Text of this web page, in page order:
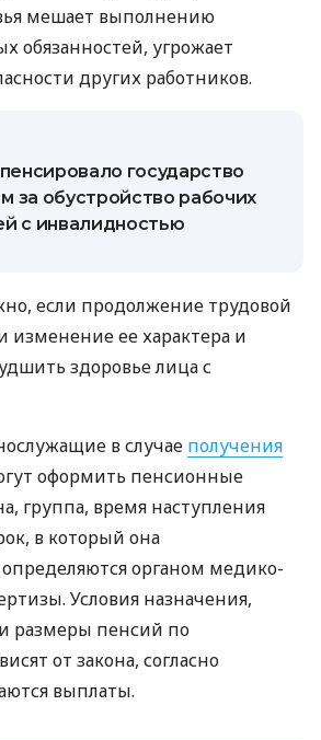
мешает выполнению
обязанностей, угрожает
других работников.
государство
за обустройство рабочих
с инвалидностью
если продолжение трудовой
изменение ее характера и
здоровье лица с
в случае получения
оформить пенсионные
группа, время наступления
в который она
определяются органом медико-
Условия назначения,
размеры пенсий по
от закона, согласно
выплаты.